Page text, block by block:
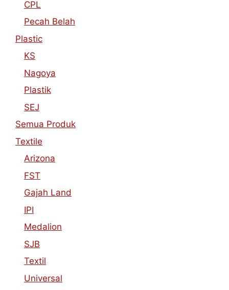
CPL
Pecah Belah
Plastic
KS
Nagoya
Plastik
SEJ
Semua Produk
Textile
Arizona
FST
Gajah Land
IPI
Medalion
SJB
Textil
Universal